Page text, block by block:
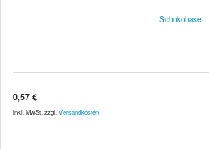
Schokohase
0,57 €
inkl. MwSt. zzgl. Versandkosten